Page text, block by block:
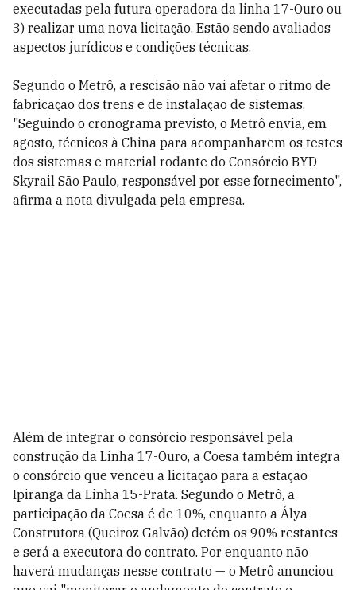
executadas pela futura operadora da linha 17-Ouro ou
3) realizar uma nova licitação. Estão sendo avaliados
aspectos jurídicos e condições técnicas.
Segundo o Metrô, a rescisão não vai afetar o ritmo de
fabricação dos trens e de instalação de sistemas.
"Seguindo o cronograma previsto, o Metrô envia, em
agosto, técnicos à China para acompanharem os testes
dos sistemas e material rodante do Consórcio BYD
Skyrail São Paulo, responsável por esse fornecimento",
afirma a nota divulgada pela empresa.
Além de integrar o consórcio responsável pela
construção da Linha 17-Ouro, a Coesa também integra
o consórcio que venceu a licitação para a estação
Ipiranga da Linha 15-Prata. Segundo o Metrô, a
participação da Coesa é de 10%, enquanto a Álya
Construtora (Queiroz Galvão) detém os 90% restantes
e será a executora do contrato. Por enquanto não
haverá mudanças nesse contrato — o Metrô anunciou